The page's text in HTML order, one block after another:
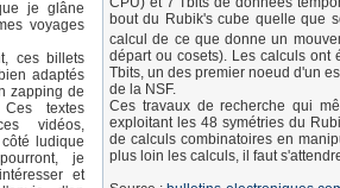
je glâne
voyages
ces billets
adaptés
zapping de
textes
vidéos,
ludique
je
et
bout du Rubik's cube quelle que
calcul de ce que donne un
départ ou cosets). Les calculs ont
Tbits, un des premier noeud d'un
de la NSF.
Ces travaux de recherche qui
exploitant les 48 symétries du
de calculs combinatoires en
plus loin les calculs, il faut